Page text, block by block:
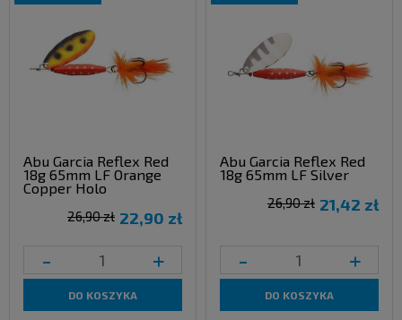
Abu Garcia Reflex Red
18g 65mm LF Orange
Copper Holo
22,90 zł
26,90 zł
- +
DO KOSZYKA
Abu Garcia Reflex Red
18g 65mm LF Silver
21,42 zł
26,90 zł
- +
DO KOSZYKA